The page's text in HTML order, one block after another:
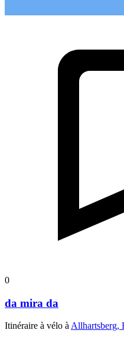
0
da mira da
Itinéraire à vélo à Allhartsberg,